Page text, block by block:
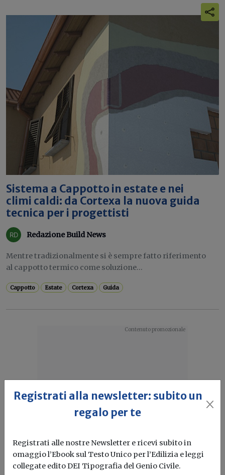
Sistema a Cappotto in estate e nei
climi caldi: da Cortexa la nuova guida
tecnica per i progettisti
Redazione Build News
Mentre tradizionalmente si è sempre fatto riferimento
al cappotto termico come soluzione...
Cappotto Estate Cortexa Guida
Registrati alla newsletter: subito un
regalo per te
Registrati alle nostre Newsletter e ricevi subito in
omaggio l’Ebook sul Testo Unico per l’Edilizia e leggi
collegate edito DEI Tipografia del Genio Civile.